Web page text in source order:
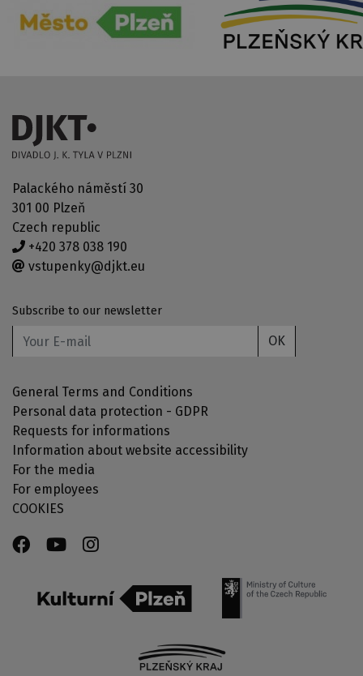
Palackého náměstí 30
301 00 Plzeň
Czech republic
+420 378 038 190
vstupenky@djkt.eu
Subscribe to our newsletter
OK
General Terms and Conditions
Personal data protection - GDPR
Requests for informations
Information about website accessibility
For the media
For employees
COOKIES